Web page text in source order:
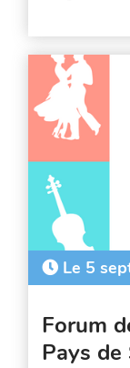
Le 5
Forum
Pays de